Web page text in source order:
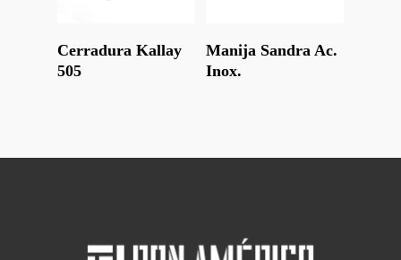
Cerradura Kallay
505
Leer Más
Manija Sandra Ac.
Inox.